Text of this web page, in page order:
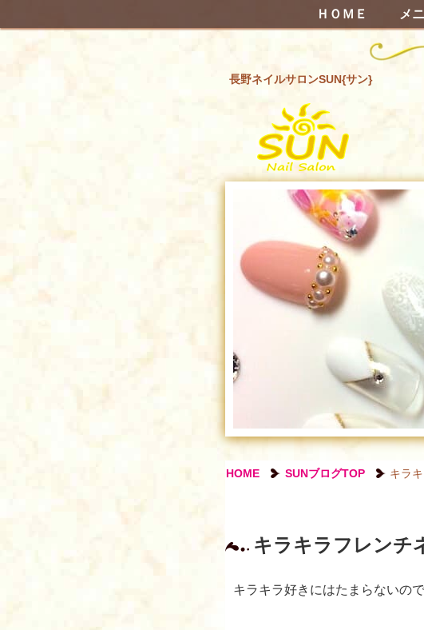
長野ネイルサロンSUN{サン}
ＨＯＭＥ メ
HOME SUNブログTOP キラ
キラキラフレンチ
キラキラ好きにはたまらないの